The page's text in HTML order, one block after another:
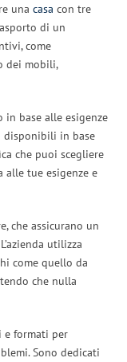
una casa con tre
di un
come
dei mobili,
in base alle esigenze
disponibili in base
che puoi scegliere
alle tue esigenze e
che assicurano un
utilizza
come quello da
che nulla
e formati per
Sono dedicati